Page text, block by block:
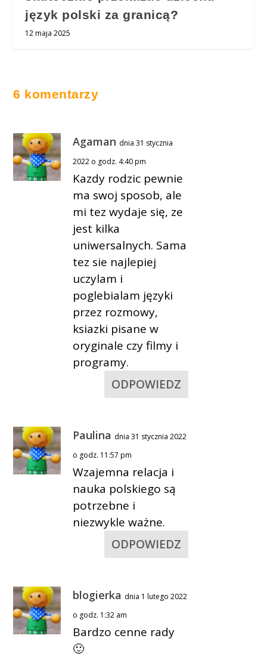
język polski za granicą?
12 maja 2025
6 komentarzy
Agaman dnia 31 stycznia
2022 o godz. 4:40 pm
Kazdy rodzic pewnie
ma swoj sposob, ale
mi tez wydaje się, ze
jest kilka
uniwersalnych. Sama
tez sie najlepiej
uczylam i
poglebialam języki
przez rozmowy,
ksiazki pisane w
oryginale czy filmy i
programy.
ODPOWIEDZ
Paulina dnia 31 stycznia 2022
o godz. 11:57 pm
Wzajemna relacja i
nauka polskiego są
potrzebne i
niezwykle ważne.
ODPOWIEDZ
blogierka dnia 1 lutego 2022
o godz. 1:32 am
Bardzo cenne rady
🙂